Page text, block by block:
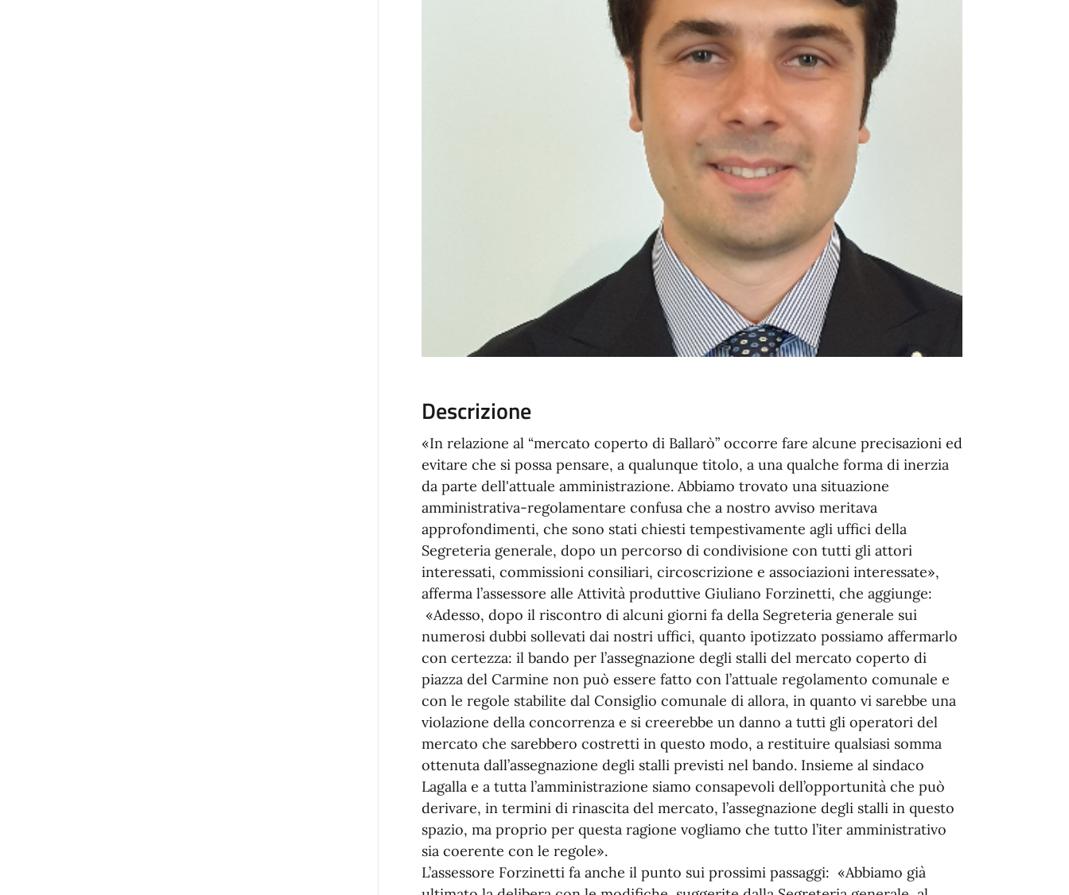
Descrizione
«In relazione al “mercato coperto di Ballarò” occorre fare alcune precisazioni ed
evitare che si possa pensare, a qualunque titolo, a una qualche forma di inerzia
da parte dell'attuale amministrazione. Abbiamo trovato una situazione
amministrativa-regolamentare confusa che a nostro avviso meritava
approfondimenti, che sono stati chiesti tempestivamente agli uffici della
Segreteria generale, dopo un percorso di condivisione con tutti gli attori
interessati, commissioni consiliari, circoscrizione e associazioni interessate»,
afferma l’assessore alle Attività produttive Giuliano Forzinetti, che aggiunge:
«Adesso, dopo il riscontro di alcuni giorni fa della Segreteria generale sui
numerosi dubbi sollevati dai nostri uffici, quanto ipotizzato possiamo affermarlo
con certezza: il bando per l’assegnazione degli stalli del mercato coperto di
piazza del Carmine non può essere fatto con l’attuale regolamento comunale e
con le regole stabilite dal Consiglio comunale di allora, in quanto vi sarebbe una
violazione della concorrenza e si creerebbe un danno a tutti gli operatori del
mercato che sarebbero costretti in questo modo, a restituire qualsiasi somma
ottenuta dall’assegnazione degli stalli previsti nel bando. Insieme al sindaco
Lagalla e a tutta l’amministrazione siamo consapevoli dell’opportunità che può
derivare, in termini di rinascita del mercato, l’assegnazione degli stalli in questo
spazio, ma proprio per questa ragione vogliamo che tutto l’iter amministrativo
sia coerente con le regole».
L’assessore Forzinetti fa anche il punto sui prossimi passaggi: «Abbiamo già